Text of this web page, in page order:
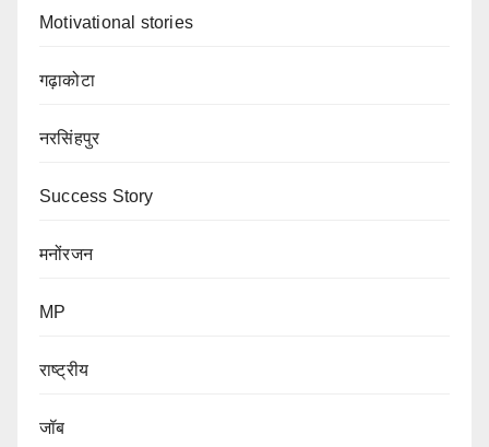
Motivational stories
गढ़ाकोटा
नरसिंहपुर
Success Story
मनोंरजन
MP
राष्ट्रीय
जॉब